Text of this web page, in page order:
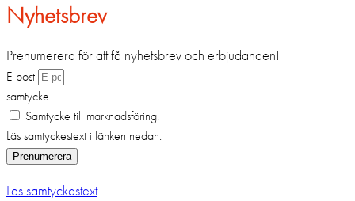
Nyhetsbrev
Prenumerera för att få nyhetsbrev och erbjudanden!
E-post
samtycke
Samtycke till marknadsföring.
Läs samtyckestext i länken nedan.
Prenumerera
Läs samtyckestext